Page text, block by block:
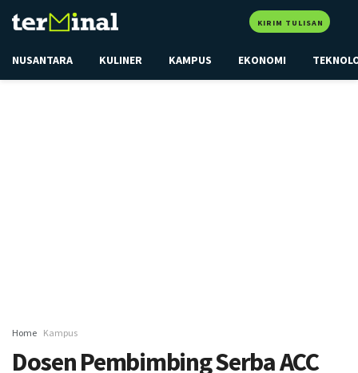
KIRIM TULISAN
NUSANTARA KULINER KAMPUS EKONOMI
Home Kampus
Dosen Pembimbing Serba ACC